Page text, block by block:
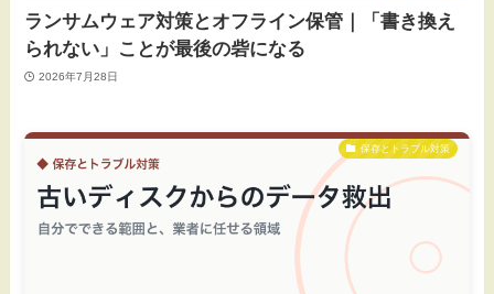
ランサムウェア対策とオフライン保管｜「書き換え
られない」ことが最後の砦になる
2026年7月28日
保存とトラブル対策